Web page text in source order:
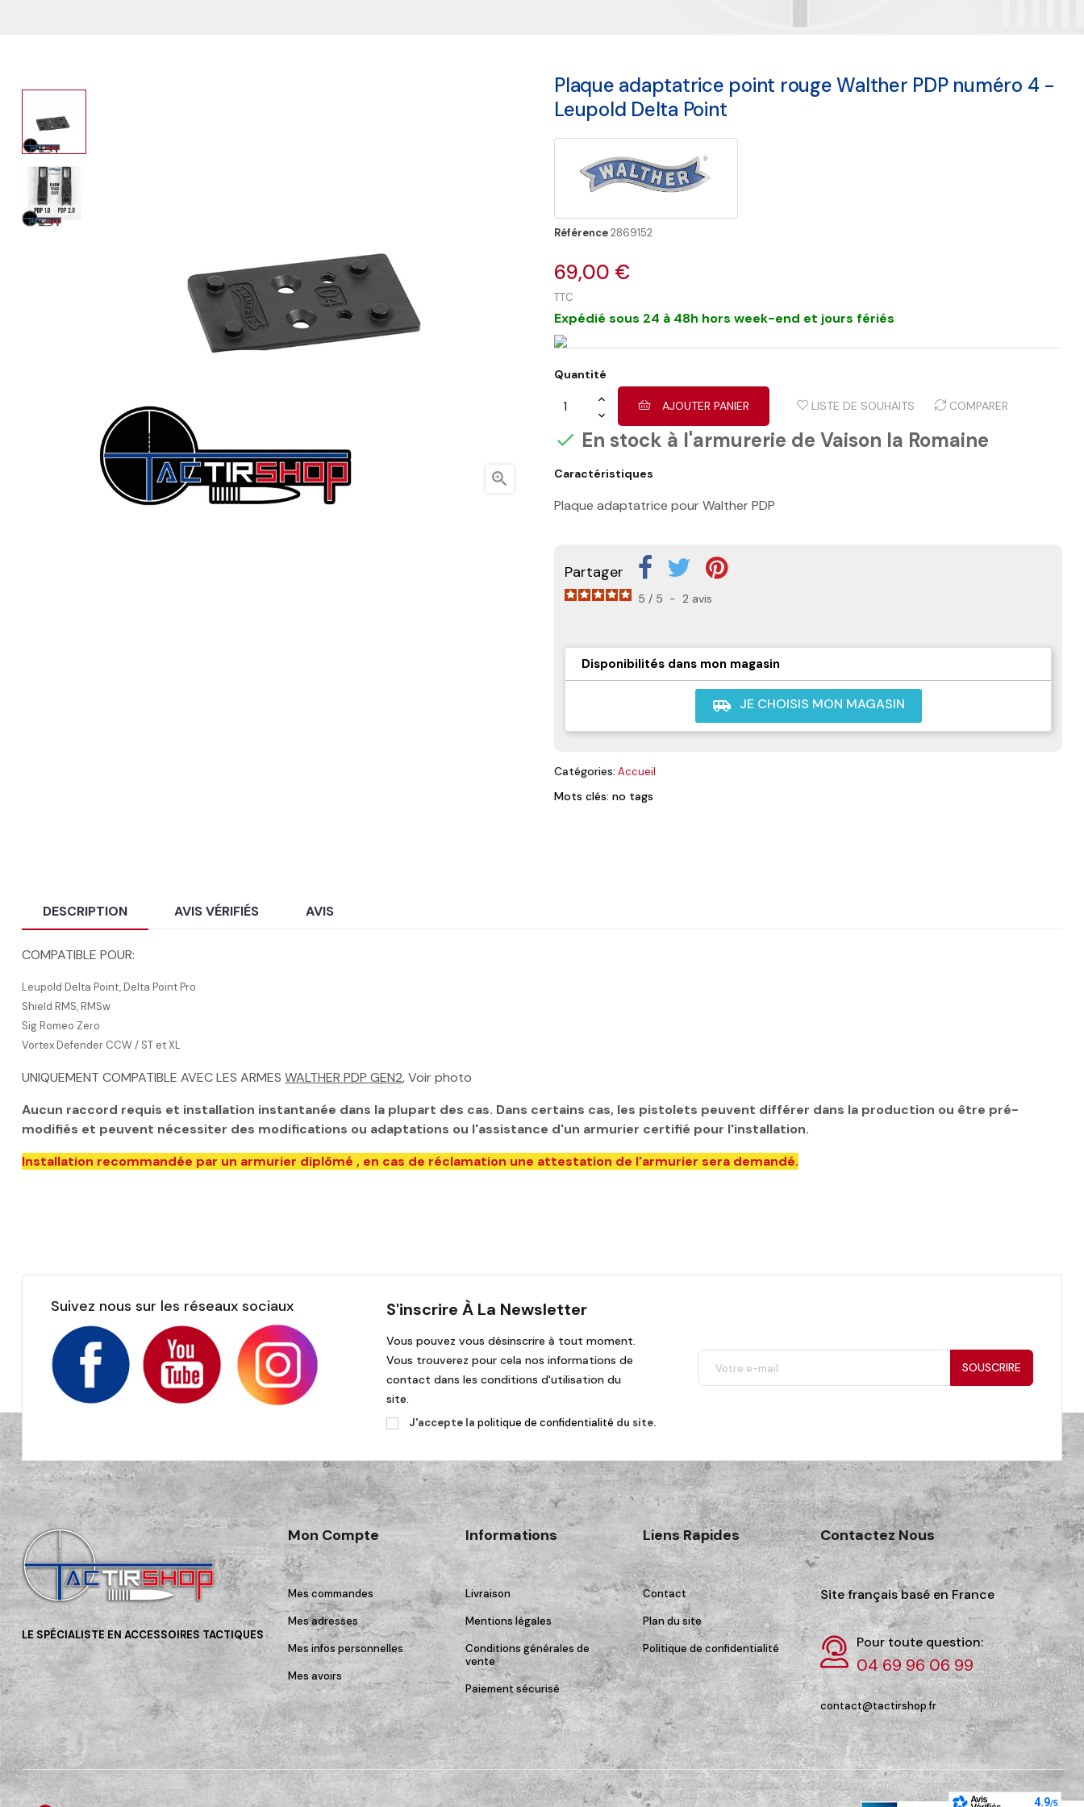

Plaque adaptatrice point rouge Walther PDP numéro 4 -
Leupold Delta Point
Référence2869152
69,00 €
TTC
Expédié sous 24 à 48h hors week-end et jours fériés
Quantité
AJOUTER PANIER LISTE DE SOUHAITS COMPARER
 En stock à l'armurerie de Vaison la Romaine
Caractéristiques
Plaque adaptatrice pour Walther PDP
Partager
5 / 5 - 2 avis
Disponibilités dans mon magasin
airport_shuttle JE CHOISIS MON MAGASIN
Catégories: Accueil
Mots clés: no tags
DESCRIPTION AVIS VÉRIFIÉS AVIS
COMPATIBLE POUR:
Leupold Delta Point, Delta Point Pro
Shield RMS, RMSw
Sig Romeo Zero
Vortex Defender CCW / ST et XL
UNIQUEMENT COMPATIBLE AVEC LES ARMES WALTHER PDP GEN2, Voir photo
Aucun raccord requis et installation instantanée dans la plupart des cas. Dans certains cas, les pistolets peuvent différer dans la production ou être pré-
modifiés et peuvent nécessiter des modifications ou adaptations ou l'assistance d'un armurier certifié pour l'installation.
Installation recommandée par un armurier diplômé , en cas de réclamation une attestation de l'armurier sera demandé.
Suivez nous sur les réseaux sociaux S'inscrire À La Newsletter
Vous pouvez vous désinscrire à tout moment.
Vous trouverez pour cela nos informations de
contact dans les conditions d'utilisation du
site.
J'accepte la politique de confidentialité du site.
SOUSCRIRE
LE SPÉCIALISTE EN ACCESSOIRES TACTIQUES
Mon Compte
Mes commandes
Mes adresses
Mes infos personnelles
Mes avoirs
Informations
Livraison
Mentions légales
Conditions générales de
vente
Paiement sécurisé
Liens Rapides
Contact
Plan du site
Politique de confidentialité
Contactez Nous
Site français basé en France
Pour toute question:
04 69 96 06 99
contact@tactirshop.fr